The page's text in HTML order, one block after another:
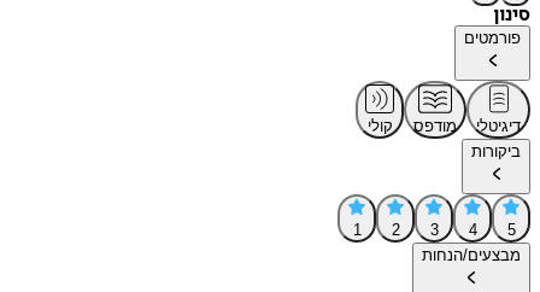
סינון
פורמטים
דיגיטלי מודפס
קולי
ביקורות
5
4
3
2
1
מבצעים/הנחות